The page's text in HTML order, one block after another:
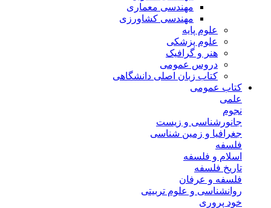
مهندسی معماری
مهندسی کشاورزی
علوم پایه
علوم پزشکی
هنر و گرافیک
دروس عمومی
کتاب زبان اصلی دانشگاهی
کتاب عمومی
علمی
نجوم
جانورشناسی و زیست
جغرافیا و زمین شناسی
فلسفه
اسلام و فلسفه
تاریخ فلسفه
فلسفه و عرفان
روانشناسی و علوم تربیتی
خود پروری